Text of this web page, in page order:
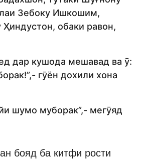
Зебоку Ишкошим,
обаки равон,
дар кушода мешавад ва ӯ:
гӯён дохили хона
шумо муборак”,- мегӯяд
бояд ба китфи рости